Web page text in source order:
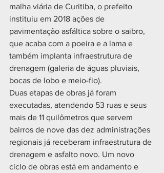
malha viária de Curitiba, o prefeito
instituiu em 2018 ações de
pavimentação asfáltica sobre o saibro,
que acaba com a poeira e a lama e
também implanta infraestrutura de
drenagem (galeria de águas pluviais,
bocas de lobo e meio-fio).
Duas etapas de obras já foram
executadas, atendendo 53 ruas e seus
mais de 11 quilômetros que servem
bairros de nove das dez administrações
regionais já receberam infraestrutura de
drenagem e asfalto novo. Um novo
ciclo de obras está em andamento e